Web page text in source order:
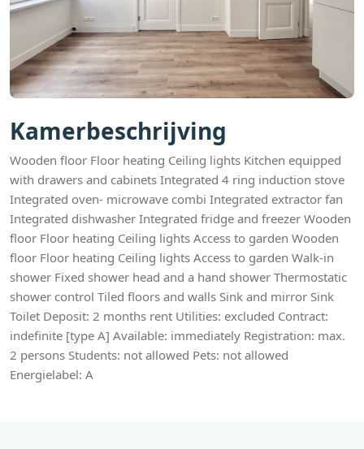
Kamerbeschrijving
Wooden floor Floor heating Ceiling lights Kitchen equipped
with drawers and cabinets Integrated 4 ring induction stove
Integrated oven- microwave combi Integrated extractor fan
Integrated dishwasher Integrated fridge and freezer Wooden
floor Floor heating Ceiling lights Access to garden Wooden
floor Floor heating Ceiling lights Access to garden Walk-in
shower Fixed shower head and a hand shower Thermostatic
shower control Tiled floors and walls Sink and mirror Sink
Toilet Deposit: 2 months rent Utilities: excluded Contract:
indefinite [type A] Available: immediately Registration: max.
2 persons Students: not allowed Pets: not allowed
Energielabel: A